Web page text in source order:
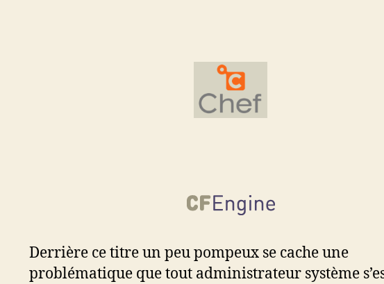
Derrière ce titre un peu pompeux se cache une
problématique que tout administrateur système